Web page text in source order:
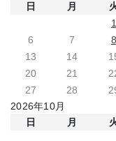
日
月
1
6
7 8
13
14
20
21
27
28
2026年10月
日
月